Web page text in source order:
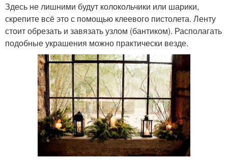
Здесь не лишними будут колокольчики или шарики,
скрепите всё это с помощью клеевого пистолета. Ленту
стоит обрезать и завязать узлом (бантиком). Располагать
подобные украшения можно практически везде.